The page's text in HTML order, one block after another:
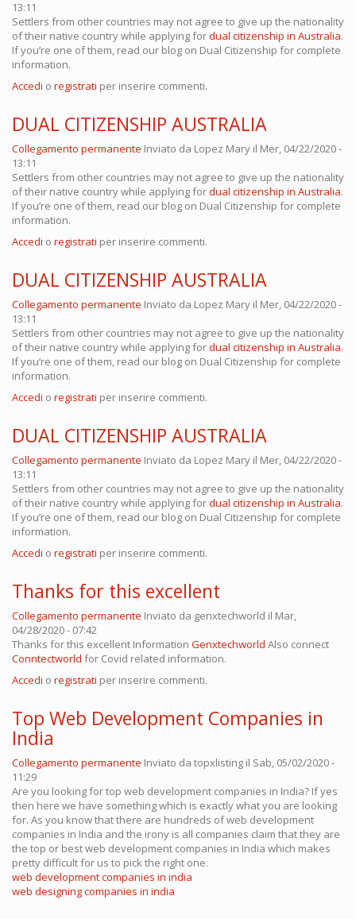
13:11
Settlers from other countries may not agree to give up the nationality
of their native country while applying fordual citizenship in Australia.
If you’re one of them, read our blog on Dual Citizenship for complete
information.
Accedi o registrati per inserire commenti.
DUAL CITIZENSHIP AUSTRALIA
Collegamento permanente Inviato da Lopez Mary il Mer, 04/22/2020 -
13:11
Settlers from other countries may not agree to give up the nationality
of their native country while applying fordual citizenship in Australia.
If you’re one of them, read our blog on Dual Citizenship for complete
information.
Accedi o registrati per inserire commenti.
DUAL CITIZENSHIP AUSTRALIA
Collegamento permanente Inviato da Lopez Mary il Mer, 04/22/2020 -
13:11
Settlers from other countries may not agree to give up the nationality
of their native country while applying fordual citizenship in Australia.
If you’re one of them, read our blog on Dual Citizenship for complete
information.
Accedi o registrati per inserire commenti.
DUAL CITIZENSHIP AUSTRALIA
Collegamento permanente Inviato da Lopez Mary il Mer, 04/22/2020 -
13:11
Settlers from other countries may not agree to give up the nationality
of their native country while applying fordual citizenship in Australia.
If you’re one of them, read our blog on Dual Citizenship for complete
information.
Accedi o registrati per inserire commenti.
Thanks for this excellent
Collegamento permanente Inviato da genxtechworld il Mar,
04/28/2020 - 07:42
Thanks for this excellent Information ​ Genxtechworld Also connect ​
Conntectworld for Covid related information.
Accedi o registrati per inserire commenti.
Top Web Development Companies in
India
Collegamento permanente Inviato da topxlisting il Sab, 05/02/2020 -
11:29
Are you looking for top web development companies in India? If yes
then here we have something which is exactly what you are looking
for. As you know that there are hundreds of web development
companies in India and the irony is all companies claim that they are
the top or best web development companies in India which makes
pretty difficult for us to pick the right one.
web development companies in india
web designing companies in india